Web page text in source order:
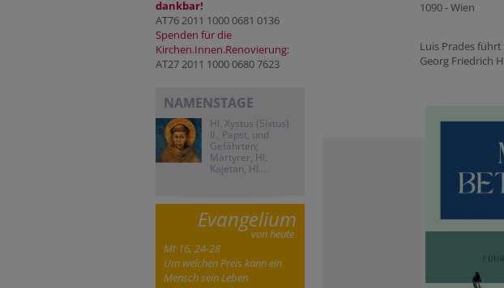
dankbar!
AT76 2011 1000 0681 0136
Spenden für die
Kirchen.Innen.Renovierung:
AT27 2011 1000 0680 7623
NAMENSTAGE
Hl. Xystus (Sixtus)
II., Papst, und
Gefährten;
Märtyrer, Hl.
Kajetan, Hl....
Evangelium
von heute
Mt 16, 24-28
Um welchen Preis kann ein
Mensch sein Leben
1090 - Wien
Luis Prades
Georg Friedrich